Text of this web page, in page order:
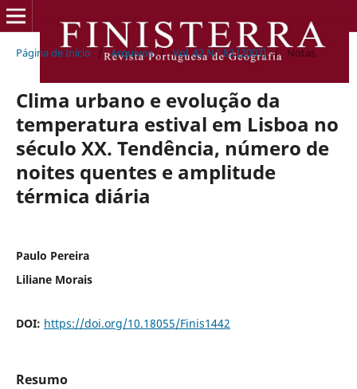
Página de Início / Arquivos / Vol. 42 N.º 83 (2007) / Notas
Clima urbano e evolução da
temperatura estival em Lisboa no
século XX. Tendência, número de
noites quentes e amplitude
térmica diária
Paulo Pereira
Liliane Morais
DOI: https://doi.org/10.18055/Finis1442
Resumo